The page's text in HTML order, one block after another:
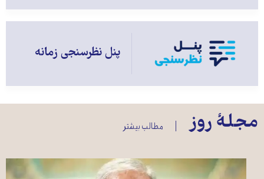
پنل نظرسنجی زمانه
مجلهٔ روز مطالب بیشتر